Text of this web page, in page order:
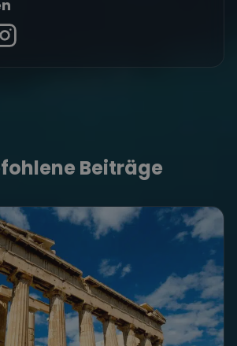
Beiträge